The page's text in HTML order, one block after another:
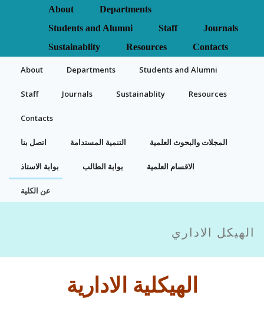
About
Departments
Students and Alumni
Staff
Journals
Sustainablity
Resources Contacts
About Departments Students and Alumni
Staff Journals Sustainablity Resources
Contacts
اتصل بنا التنمية المستدامة المجلات والبحوث العلمية
بوابة الاستاذ بوابة الطالب الاقسام العلمية
عن الكلية
الهيكل الاداري
الهيكلية الادارية